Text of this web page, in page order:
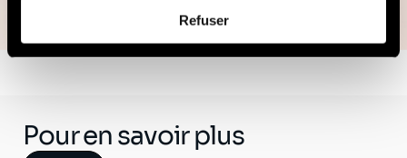
vous pouvez nous contacter et comment nous traitons
Refuser
Pour en savoir plus